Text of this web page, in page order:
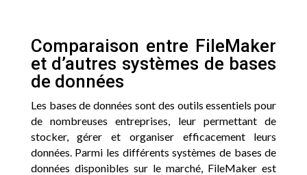
Comparaison entre FileMaker
et d’autres systèmes de bases
de données
Les bases de données sont des outils essentiels pour
de nombreuses entreprises, leur permettant de
stocker, gérer et organiser efficacement leurs
données. Parmi les différents systèmes de bases de
données disponibles sur le marché, FileMaker est